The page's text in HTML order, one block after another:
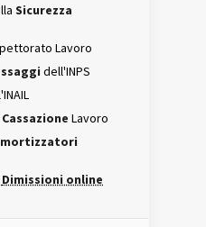
Sicurezza
Lavoro
dell'INPS
Lavoro
Dimissioni online